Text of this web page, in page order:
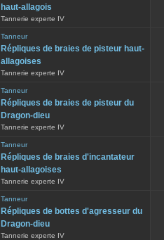
haut-allagois
Tannerie experte IV
Tanneur
Répliques de braies de pisteur haut-
allagoises
Tannerie experte IV
Tanneur
Répliques de braies de pisteur du
Dragon-dieu
Tannerie experte IV
Tanneur
Répliques de braies d'incantateur
haut-allagoises
Tannerie experte IV
Tanneur
Répliques de bottes d'agresseur du
Dragon-dieu
Tannerie experte IV